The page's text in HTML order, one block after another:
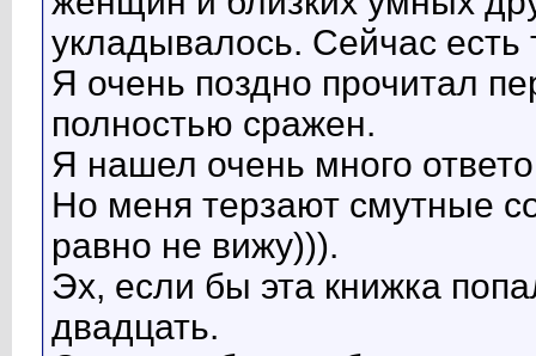
укладывалось. Сейчас
Я очень поздно прочитал
полностью сражен.
Я нашел очень много
Но меня терзают смутные
равно не вижу))).
Эх, если бы эта книжка
двадцать.